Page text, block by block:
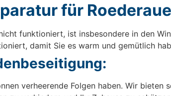
für
funktioniert, ist insbesondere in den
damit Sie es warm und gemütlich
verheerende Folgen haben. Wir